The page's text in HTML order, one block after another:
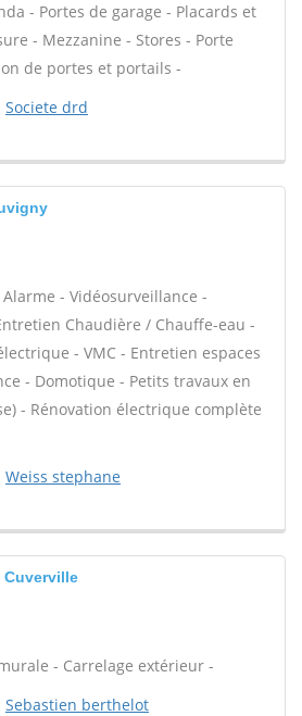
- Portes de garage - Placards et
- Mezzanine - Stores - Porte
de portes et portails -
Societe drd
- Vidéosurveillance -
Chaudière / Chauffe-eau -
- VMC - Entretien espaces
- Domotique - Petits travaux en
- Rénovation électrique complète
Weiss stephane
Cuverville
- Carrelage extérieur -
Sebastien berthelot